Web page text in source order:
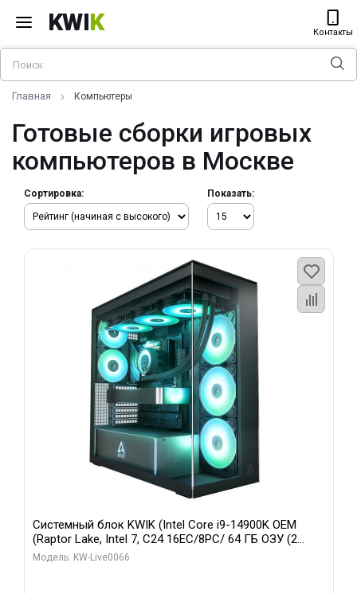
KWIK Контакты
Главная Компьютеры
Готовые сборки игровых
компьютеров в Москве
Сортировка: Показать:
Системный блок KWIK (Intel Core i9-14900K OEM
(Raptor Lake, Intel 7, C24 16EC/8PC/ 64 ГБ ОЗУ (2
модуля)/ Gigabyte RTX5080 XTREME WATERFORCE
Модель: KW-Live0066